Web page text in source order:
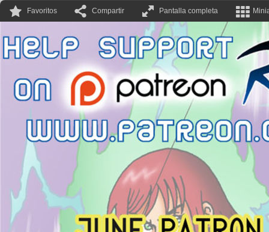
Favoritos Compartir Pantalla completa